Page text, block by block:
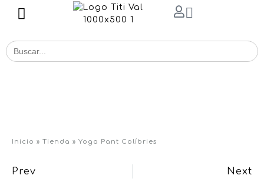
Buscar
for:
Inicio » Tienda » Yoga Pant Colíbries
Prev Next